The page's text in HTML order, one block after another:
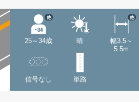
25～34歳
他
晴
幅3.5～
5.5m
他
信号なし 単路